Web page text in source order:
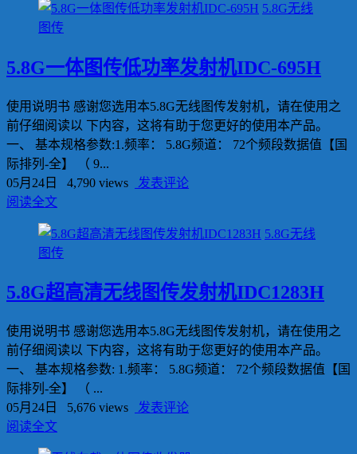
5.8G无线
图传
5.8G一体图传低功率发射机IDC-695H
使用说明书 感谢您选用本5.8G无线图传发射机，请在使用之
前仔细阅读以 下内容，这将有助于您更好的使用本产品。
一、 基本规格参数:1.频率： 5.8G频道： 72个频段数据值【国
际排列-全】 （ 9...
05月24日
4,790 views
发表评论
阅读全文
5.8G无线
图传
5.8G超高清无线图传发射机IDC1283H
使用说明书 感谢您选用本5.8G无线图传发射机，请在使用之
前仔细阅读以 下内容，这将有助于您更好的使用本产品。
一、 基本规格参数: 1.频率： 5.8G频道： 72个频段数据值【国
际排列-全】 （ ...
05月24日
5,676 views
发表评论
阅读全文